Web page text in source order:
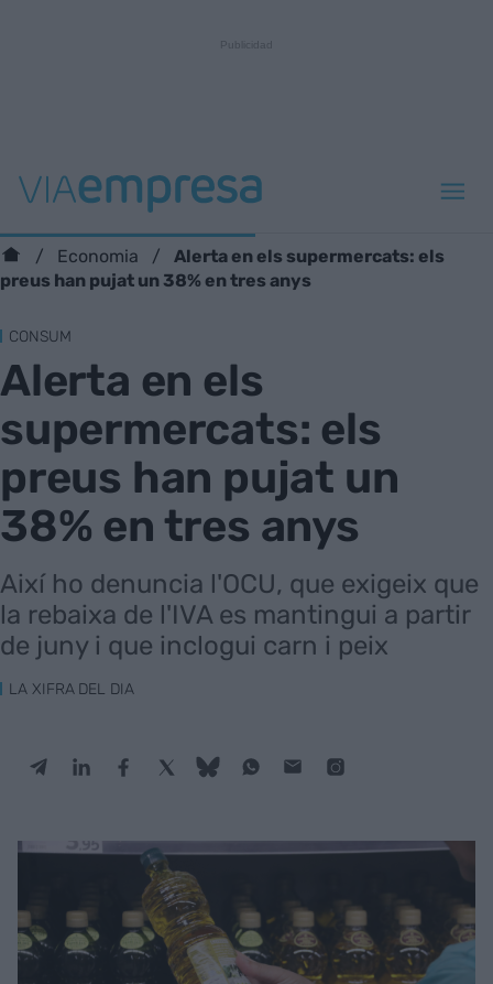
Economia
Alerta en els supermercats: els
preus han pujat un 38% en tres anys
CONSUM
Alerta en els
supermercats: els
preus han pujat un
38% en tres anys
Així ho denuncia l'OCU, que exigeix que
la rebaixa de l'IVA es mantingui a partir
de juny i que inclogui carn i peix
LA XIFRA DEL DIA